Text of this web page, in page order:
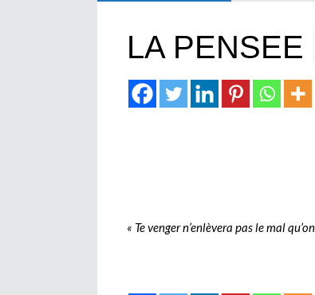
LA PENSEE
« Te venger n’enlèvera pas le mal